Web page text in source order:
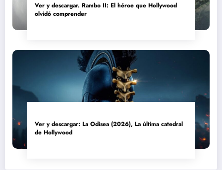
Ver y descargar. Rambo II: El héroe que Hollywood
olvidó comprender
Ver y descargar: La Odisea (2026), La última catedral
de Hollywood